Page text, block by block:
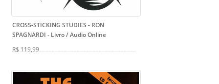
CROSS-STICKING STUDIES - RON
SPAGNARDI - Livro / Audio Online
R$ 119,99